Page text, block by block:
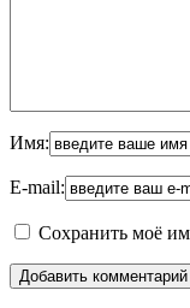
Имя:
E-mail:
Сохранить моё